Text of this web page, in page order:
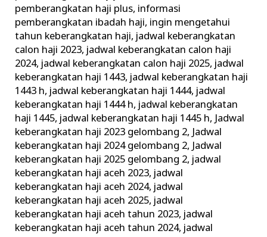
pemberangkatan haji plus, informasi
pemberangkatan ibadah haji, ingin mengetahui
tahun keberangkatan haji, jadwal keberangkatan
calon haji 2023, jadwal keberangkatan calon haji
2024, jadwal keberangkatan calon haji 2025, jadwal
keberangkatan haji 1443, jadwal keberangkatan haji
1443 h, jadwal keberangkatan haji 1444, jadwal
keberangkatan haji 1444 h, jadwal keberangkatan
haji 1445, jadwal keberangkatan haji 1445 h, Jadwal
keberangkatan haji 2023 gelombang 2, Jadwal
keberangkatan haji 2024 gelombang 2, Jadwal
keberangkatan haji 2025 gelombang 2, jadwal
keberangkatan haji aceh 2023, jadwal
keberangkatan haji aceh 2024, jadwal
keberangkatan haji aceh 2025, jadwal
keberangkatan haji aceh tahun 2023, jadwal
keberangkatan haji aceh tahun 2024, jadwal